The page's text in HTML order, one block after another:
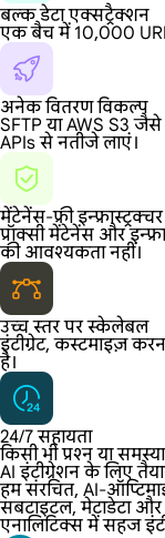
बल्क डेटा एक्सट्रैक्शन
एक बैच में 10,000
अनेक वितरण विकल्प
SFTP या AWS S3 जैसे
APIs से नतीजे लाएं।
मेंटेनेंस-फ्री इन्फ्रास्ट्रक्चर
प्रॉक्सी मेंटेनेंस और
की आवश्यकता नहीं।
उच्च स्तर पर स्केलेबल
इंटीग्रेट, कस्टमाइज़
है।
24/7 सहायता
किसी भी प्रश्न या
AI इंटीग्रेशन के लिए
हम संरचित, AI-
सबटाइटल, मेटाडेटा
एनालिटिक्स में सहज